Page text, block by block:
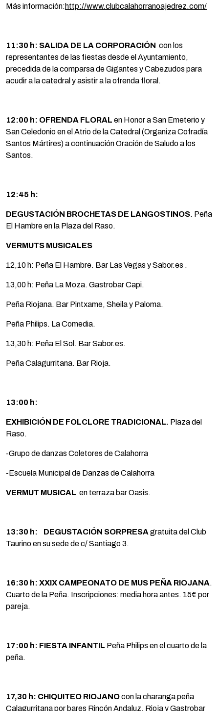
Más información:http://www.clubcalahorranoajedrez.com/
11:30 h: SALIDA DE LA CORPORACIÓN con los
representantes de las fiestas desde el Ayuntamiento,
precedida de la comparsa de Gigantes y Cabezudos para
acudir a la catedral y asistir a la ofrenda floral.
12:00 h: OFRENDA FLORAL en Honor a San Emeterio y
San Celedonio en el Atrio de la Catedral (Organiza Cofradía
Santos Mártires) a continuación Oración de Saludo a los
Santos.
12:45 h:
DEGUSTACIÓN BROCHETAS DE LANGOSTINOS. Peña
El Hambre en la Plaza del Raso.
VERMUTS MUSICALES
12,10 h: Peña El Hambre. Bar Las Vegas y Sabor.es .
13,00 h: Peña La Moza. Gastrobar Capi.
Peña Riojana. Bar Pintxame, Sheila y Paloma.
Peña Philips. La Comedia.
13,30 h: Peña El Sol. Bar Sabor.es.
Peña Calagurritana. Bar Rioja.
13:00 h:
EXHIBICIÓN DE FOLCLORE TRADICIONAL. Plaza del
Raso.
-Grupo de danzas Coletores de Calahorra
-Escuela Municipal de Danzas de Calahorra
VERMUT MUSICAL en terraza bar Oasis.
13:30 h: DEGUSTACIÓN SORPRESA gratuita del Club
Taurino en su sede de c/ Santiago 3.
16:30 h: XXIX CAMPEONATO DE MUS PEÑA RIOJANA.
Cuarto de la Peña. Inscripciones: media hora antes. 15€ por
pareja.
17:00 h: FIESTA INFANTIL Peña Philips en el cuarto de la
peña.
17,30 h: CHIQUITEO RIOJANOcon la charanga peña
Calagurritana por bares Rincón Andaluz, Rioja y Gastrobar